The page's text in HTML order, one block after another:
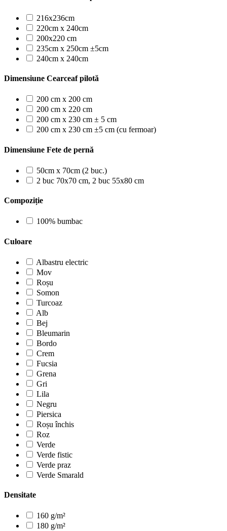
216x236cm
220cm x 240cm
200x220 cm
235cm x 250cm ±5cm
240cm x 240cm
Dimensiune Cearceaf pilotă
200 cm x 200 cm
200 cm x 220 cm
200 cm x 230 cm ± 5 cm
200 cm x 230 cm ±5 cm (cu fermoar)
Dimensiune Fete de pernă
50cm x 70cm (2 buc.)
2 buc 70x70 cm, 2 buc 55x80 cm
Compoziție
100% bumbac
Culoare
Albastru electric
Mov
Roșu
Somon
Turcoaz
Alb
Bej
Bleumarin
Bordo
Crem
Fucsia
Grena
Gri
Lila
Negru
Piersica
Roșu închis
Roz
Verde
Verde fistic
Verde praz
Verde Smarald
Densitate
160 g/m²
180 g/m²